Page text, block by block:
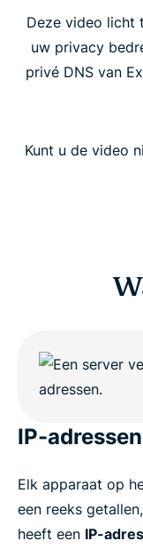
Wat is DNS?
Gratis DNS vs.
Probeer de VPN
Deze video licht
uw privacy
privé DNS van
Kunt u de video
IP-
Elk apparaat op
een reeks
heeft een IP-adres